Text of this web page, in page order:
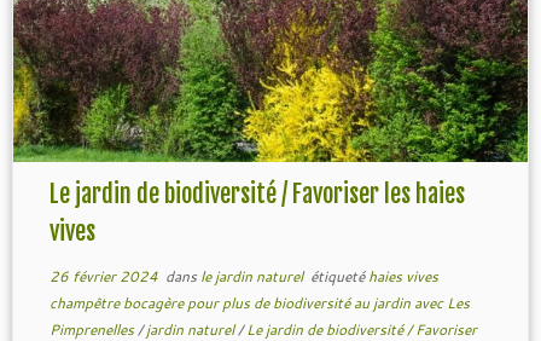
Le jardin de biodiversité / Favoriser les haies
vives
26 février 2024dans le jardin naturel étiquetéhaies vives
champêtre bocagère pour plus de biodiversité au jardin avec Les
Pimprenelles/jardin naturel/Le jardin de biodiversité / Favoriser